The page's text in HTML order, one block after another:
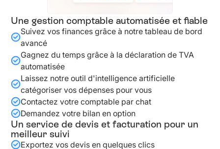
Une gestion comptable automatisée et fiable
Suivez vos finances grâce à notre tableau de bord
avancé
Gagnez du temps grâce à la déclaration de TVA
automatisée
Laissez notre outil d'intelligence artificielle
catégoriser vos dépenses pour vous
Contactez votre comptable par chat
Demandez votre bilan en option
Un service de devis et facturation pour un
meilleur suivi
Exportez vos devis en quelques clics